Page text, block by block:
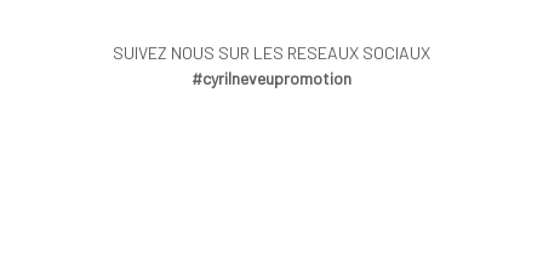
SUIVEZ NOUS SUR LES RESEAUX SOCIAUX
#cyrilneveupromotion